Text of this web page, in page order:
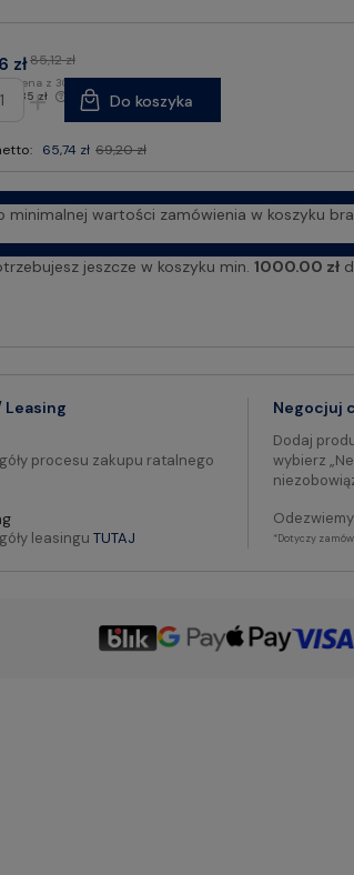
zł85,12 zł
cena z 30 dni przed
72,35 zł
65,74 zł 69,20 zł
Do koszyka
minimalnej wartości zamówienia w koszyku
jeszcze w koszyku min. 1000.00 zł
Leasing
procesu zakupu ratalnego
leasinguTUTAJ
Negocjuj
Dodaj
wybierz
*Dotyczy